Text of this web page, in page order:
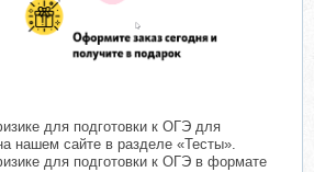
для подготовки к ОГЭ для
нашем сайте в разделе «Тесты».
для подготовки к ОГЭ в формате